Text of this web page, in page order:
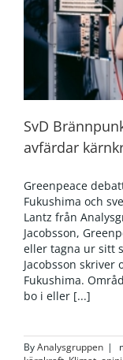
SvD
avfärdar
Greenpeace
Fukushima och
Lantz från
Jacobsson,
eller tagna ur sitt
Jacobsson
Fukushima.
bo i eller [...]
ByAnalysgruppen |